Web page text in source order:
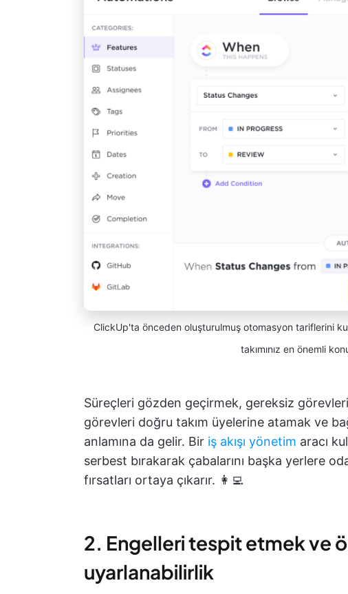
ClickUp'ta önceden oluşturulmuş otomasyon tariflerini
takımınız en önemli
Süreçleri gözden geçirmek, gereksiz
görevleri doğru takım üyelerine atamak ve
anlamına da gelir. Bir iş akışı yönetim aracı
serbest bırakarak çabalarını başka yerlere
fırsatları ortaya çıkarır. 👩‍💻
2. Engelleri tespit etmek ve
uyarlanabilirlik